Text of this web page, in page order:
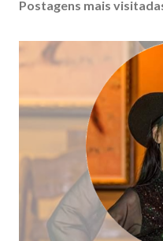
Postagens mais